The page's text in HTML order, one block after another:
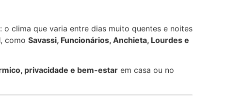
clima que varia entre dias muito quentes e noites
, como Savassi, Funcionários, Anchieta, Lourdes e
privacidade e bem-estar em casa ou no